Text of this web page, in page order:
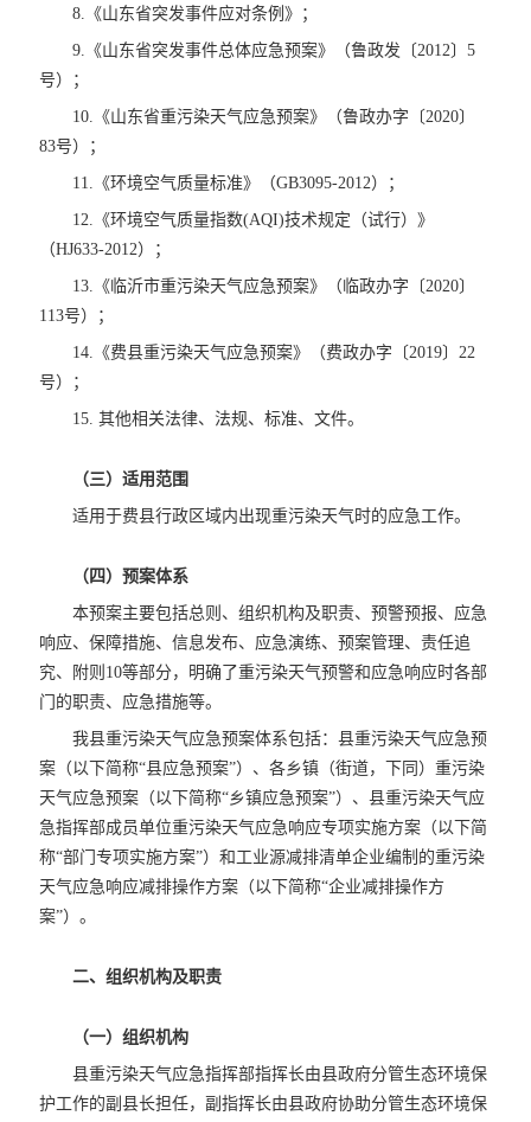
8.《山东省突发事件应对条例》；
9.《山东省突发事件总体应急预案》（鲁政发〔2012〕5
号）；
10.《山东省重污染天气应急预案》（鲁政办字〔2020〕
83号）；
11.《环境空气质量标准》（GB3095-2012）；
12.《环境空气质量指数(AQI)技术规定（试行）》
（HJ633-2012）；
13.《临沂市重污染天气应急预案》（临政办字〔2020〕
113号）；
14.《费县重污染天气应急预案》（费政办字〔2019〕22
号）；
15. 其他相关法律、法规、标准、文件。
（三）适用范围
适用于费县行政区域内出现重污染天气时的应急工作。
（四）预案体系
本预案主要包括总则、组织机构及职责、预警预报、应急
响应、保障措施、信息发布、应急演练、预案管理、责任追
究、附则10等部分，明确了重污染天气预警和应急响应时各部
门的职责、应急措施等。
我县重污染天气应急预案体系包括：县重污染天气应急预
案（以下简称“县应急预案”）、各乡镇（街道，下同）重污染
天气应急预案（以下简称“乡镇应急预案”）、县重污染天气应
急指挥部成员单位重污染天气应急响应专项实施方案（以下简
称“部门专项实施方案”）和工业源减排清单企业编制的重污染
天气应急响应减排操作方案（以下简称“企业减排操作方
案”）。
二、组织机构及职责
（一）组织机构
县重污染天气应急指挥部指挥长由县政府分管生态环境保
护工作的副县长担任，副指挥长由县政府协助分管生态环境保